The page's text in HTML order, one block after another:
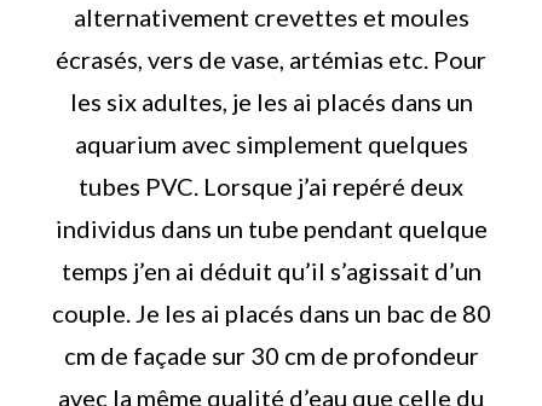
alternativement crevettes et moules
écrasés, vers de vase, artémias etc. Pour
les six adultes, je les ai placés dans un
aquarium avec simplement quelques
tubes PVC. Lorsque j’ai repéré deux
individus dans un tube pendant quelque
temps j’en ai déduit qu’il s’agissait d’un
couple. Je les ai placés dans un bac de 80
cm de façade sur 30 cm de profondeur
avec la même qualité d’eau que celle du